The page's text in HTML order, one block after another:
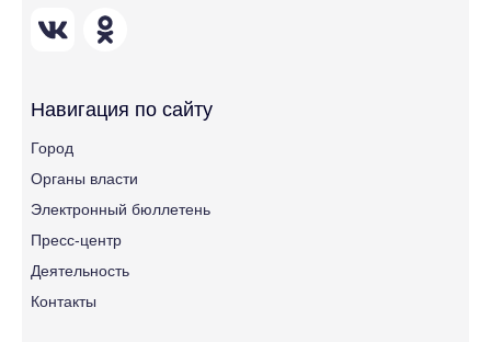
Навигация по сайту
Город
Органы власти
Электронный бюллетень
Пресс-центр
Деятельность
Контакты